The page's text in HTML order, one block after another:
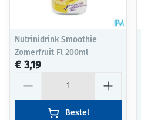
Nutrinidrink Smoothie
Zomerfruit Fl 200ml
€ 3,19
Bestel